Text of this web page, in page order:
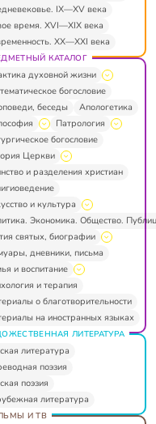
IX—XV века
время. XVI—XIX века
XX—XXI века
КАТАЛОГ
духовной жизни
богословие
беседы
Апологетика
Патрология
богословие
Церкви
и разделения христиан
и культура
Экономика. Общество.
святых, биографии
дневники, письма
и воспитание
и терапия
о благотворительности
на иностранных языках
ЛИТЕРАТУРА
литература
поэзия
поэзия
литература
И ТВ